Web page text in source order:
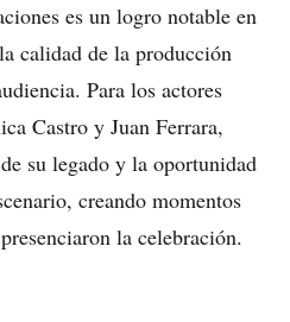
es un logro notable en
calidad de la producción
Para los actores
Castro y Juan Ferrara,
su legado y la oportunidad
creando momentos
la celebración.